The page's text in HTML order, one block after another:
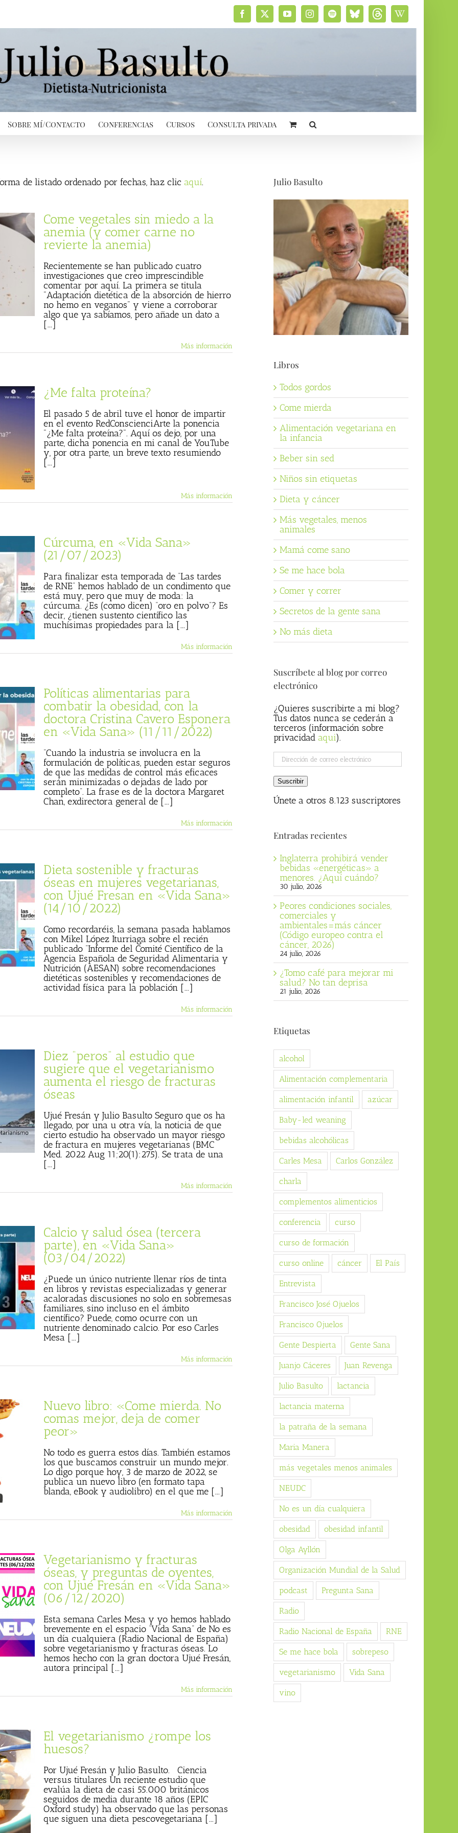
Facebook
X YouTubeInstagramSpotifyBluesky
social
ThreadsWikipedia
Sobre mí/Contacto Conferencias Cursos Consulta privada
de listado ordenado por fechas, haz clic aquí.
Come vegetales sin miedo a la
anemia (y comer carne no
revierte la anemia)
Recientemente se han publicado cuatro
investigaciones que creo imprescindible
comentar por aquí. La primera se titula
"Adaptación dietética de la absorción de hierro
no hemo en veganos" y viene a corroborar
algo que ya sabíamos, pero añade un dato a
[...]
Más información
¿Me falta proteína?
El pasado 5 de abril tuve el honor de impartir
en el evento RedConscienciArte la ponencia
"¿Me falta proteína?". Aquí os dejo, por una
parte, dicha ponencia en mi canal de YouTube
y, por otra parte, un breve texto resumiendo
[...]
Más información
Cúrcuma, en «Vida Sana»
(21/07/2023)
Para finalizar esta temporada de “Las tardes
de RNE” hemos hablado de un condimento que
está muy, pero que muy de moda: la
cúrcuma. ¿Es (como dicen) “oro en polvo”? Es
decir, ¿tienen sustento científico las
muchísimas propiedades para la [...]
Más información
Políticas alimentarias para
combatir la obesidad, con la
doctora Cristina Cavero Esponera
en «Vida Sana» (11/11/2022)
“Cuando la industria se involucra en la
formulación de políticas, pueden estar seguros
de que las medidas de control más eficaces
serán minimizadas o dejadas de lado por
completo”. La frase es de la doctora Margaret
Chan, exdirectora general de [...]
Más información
Dieta sostenible y fracturas
óseas en mujeres vegetarianas,
con Ujué Fresan en «Vida Sana»
(14/10/2022)
Como recordaréis, la semana pasada hablamos
con Mikel López Iturriaga sobre el recién
publicado “Informe del Comité Científico de la
Agencia Española de Seguridad Alimentaria y
Nutrición (AESAN) sobre recomendaciones
dietéticas sostenibles y recomendaciones de
actividad física para la población [...]
Más información
Diez “peros” al estudio que
sugiere que el vegetarianismo
aumenta el riesgo de fracturas
óseas
Ujué Fresán y Julio Basulto Seguro que os ha
llegado, por una u otra vía, la noticia de que
cierto estudio ha observado un mayor riesgo
de fractura en mujeres vegetarianas (BMC
Med. 2022 Aug 11;20(1):275). Se trata de una
[...]
Más información
Calcio y salud ósea (tercera
parte), en «Vida Sana»
(03/04/2022)
¿Puede un único nutriente llenar ríos de tinta
en libros y revistas especializadas y generar
acaloradas discusiones no solo en sobremesas
familiares, sino incluso en el ámbito
científico? Puede, como ocurre con un
nutriente denominado calcio. Por eso Carles
Mesa [...]
Más información
Nuevo libro: «Come mierda. No
comas mejor, deja de comer
peor»
No todo es guerra estos días. También estamos
los que buscamos construir un mundo mejor.
Lo digo porque hoy, 3 de marzo de 2022, se
publica un nuevo libro (en formato tapa
blanda, eBook y audiolibro) en el que me [...]
Más información
Vegetarianismo y fracturas
óseas, y preguntas de oyentes,
con Ujué Fresán en «Vida Sana»
(06/12/2020)
Esta semana Carles Mesa y yo hemos hablado
brevemente en el espacio “Vida Sana” de No es
un día cualquiera (Radio Nacional de España)
sobre vegetarianismo y fracturas óseas. Lo
hemos hecho con la gran doctora Ujué Fresán,
autora principal [...]
Más información
El vegetarianismo ¿rompe los
huesos?
Por Ujué Fresán y Julio Basulto. Ciencia
versus titulares Un reciente estudio que
evalúa la dieta de casi 55.000 británicos
seguidos de media durante 18 años (EPIC
Oxford study) ha observado que las personas
que siguen una dieta pescovegetariana [...]
Julio Basulto
Libros
Todos gordos
Come mierda
Alimentación vegetariana en
la infancia
Beber sin sed
Niños sin etiquetas
Dieta y cáncer
Más vegetales, menos
animales
Mamá come sano
Se me hace bola
Comer y correr
Secretos de la gente sana
No más dieta
Suscríbete al blog por correo
electrónico
¿Quieres suscribirte a mi blog?
Tus datos nunca se cederán a
terceros (información sobre
privacidad aqui).
Dirección
de
correo
electrónico
Suscribir
Únete a otros 8.123 suscriptores
Entradas recientes
Inglaterra prohibirá vender
bebidas «energéticas» a
menores. ¿Aquí cuándo?
30 julio, 2026
Peores condiciones sociales,
comerciales y
ambientales=más cáncer
(Código europeo contra el
cáncer, 2026)
24 julio, 2026
¿Tomo café para mejorar mi
salud? No tan deprisa
21 julio, 2026
Etiquetas
alcohol
Alimentación complementaria
alimentación infantil azúcar
Baby-led weaning
bebidas alcohólicas
Carles Mesa Carlos González
charla
complementos alimenticios
conferencia curso
curso de formación
curso online cáncer El País
Entrevista
Francisco José Ojuelos
Francisco Ojuelos
Gente Despierta Gente Sana
Juanjo Cáceres Juan Revenga
Julio Basulto lactancia
lactancia materna
la patraña de la semana
Maria Manera
más vegetales menos animales
NEUDC
No es un día cualquiera
obesidad obesidad infantil
Olga Ayllón
Organización Mundial de la Salud
podcast Pregunta Sana
Radio
Radio Nacional de España RNE
Se me hace bola sobrepeso
vegetarianismo Vida Sana
vino